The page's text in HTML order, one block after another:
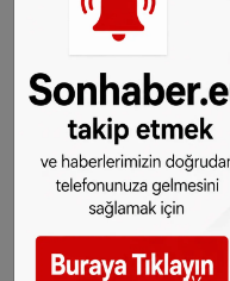
©Sonhaber.eu
Fotoğraf:mrganso
Haberlerimiziİnsta
edebilirsiniz.
WhatsAppta
Hollanda ve diğer
seçtiğimiz haberler